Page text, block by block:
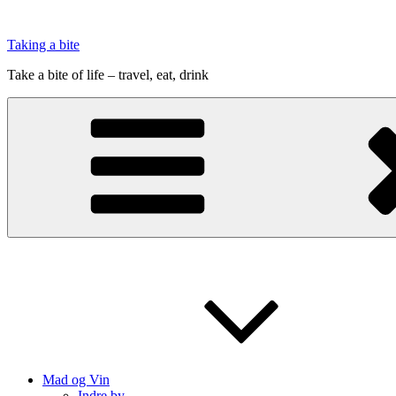
indhold
Taking a bite
Take a bite of life – travel, eat, drink
Mad og Vin